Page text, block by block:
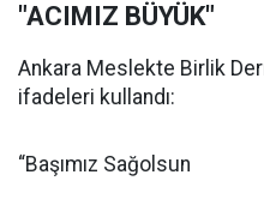
"ACIMIZ BÜYÜK"
Ankara Meslekte Birlik
ifadeleri kullandı:
“Başımız Sağolsun